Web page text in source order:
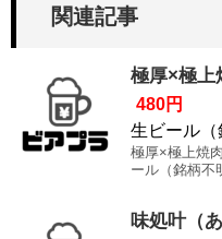
関連記事
極厚×極上
480円
生ビール（
極厚×極上焼
ール（銘柄不
味処叶（